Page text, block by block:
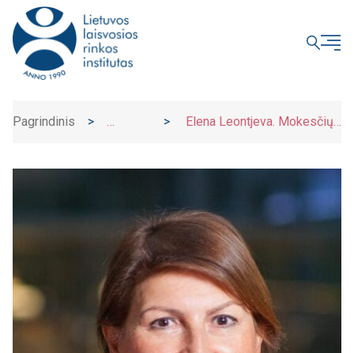
Pagrindinis
>
>
Elena Leontjeva. Mokesčių
UŽDARYTI